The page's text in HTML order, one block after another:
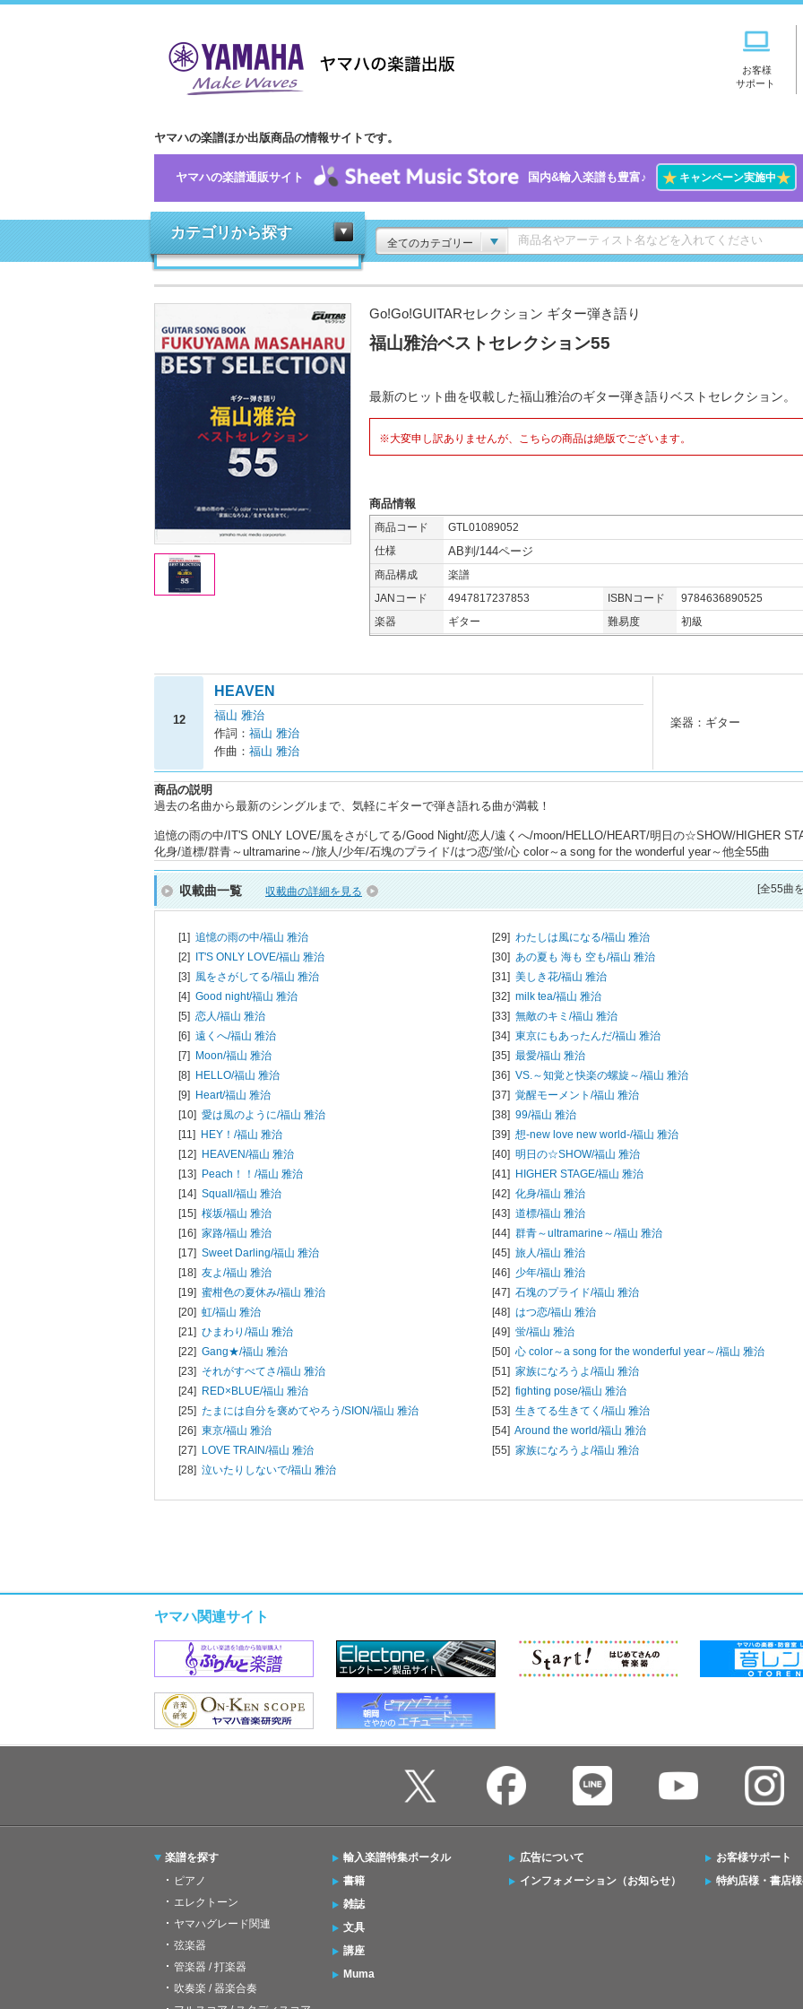
お客様
サポート
ヤマハの楽譜ほか出版商品の情報サイトです。
ヤマハの楽譜通販サイト 国内&輸入楽譜も豊富♪ ★キャンペーン実施中★
カテゴリから探す
全てのカテゴリー
Go!Go!GUITARセレクション ギター弾き語り
福山雅治ベストセレクション55
最新のヒット曲を収載した福山雅治のギター弾き語りベストセレクション。
※大変申し訳ありませんが、こちらの商品は絶版でございます。
商品情報
商品コード
GTL01089052
仕様
AB判/144ページ
商品構成
楽譜
JANコード
4947817237853 ISBNコード
9784636890525
楽器
ギター 難易度 初級
12
HEAVEN
福山 雅治
作詞： 福山 雅治
作曲： 福山 雅治
楽器：ギター
商品の説明
過去の名曲から最新のシングルまで、気軽にギターで弾き語れる曲が満載！
追憶の雨の中/IT'S ONLY LOVE/風をさがしてる/Good Night/恋人/遠くへ/moon/HELLO/HEART/明日の☆SHOW/HIGHER
化身/道標/群青～ultramarine～/旅人/少年/石塊のプライド/はつ恋/蛍/心 color～a song for the wonderful year～他全55曲
収載曲一覧 収載曲の詳細を見る [全55曲
[1] 追憶の雨の中/福山 雅治
[2] IT'S ONLY LOVE/福山 雅治
[3] 風をさがしてる/福山 雅治
[4] Good night/福山 雅治
[5] 恋人/福山 雅治
[6] 遠くへ/福山 雅治
[7] Moon/福山 雅治
[8] HELLO/福山 雅治
[9] Heart/福山 雅治
[10] 愛は風のように/福山 雅治
[11] HEY！/福山 雅治
[12] HEAVEN/福山 雅治
[13] Peach！！/福山 雅治
[14] Squall/福山 雅治
[15] 桜坂/福山 雅治
[16] 家路/福山 雅治
[17] Sweet Darling/福山 雅治
[18] 友よ/福山 雅治
[19] 蜜柑色の夏休み/福山 雅治
[20] 虹/福山 雅治
[21] ひまわり/福山 雅治
[22] Gang★/福山 雅治
[23] それがすべてさ/福山 雅治
[24] RED×BLUE/福山 雅治
[25] たまには自分を褒めてやろう/SION/福山 雅治
[26] 東京/福山 雅治
[27] LOVE TRAIN/福山 雅治
[28] 泣いたりしないで/福山 雅治
[29] わたしは風になる/福山 雅治
[30] あの夏も 海も 空も/福山 雅治
[31] 美しき花/福山 雅治
[32] milk tea/福山 雅治
[33] 無敵のキミ/福山 雅治
[34] 東京にもあったんだ/福山 雅治
[35] 最愛/福山 雅治
[36] VS.～知覚と快楽の螺旋～/福山 雅治
[37] 覚醒モーメント/福山 雅治
[38] 99/福山 雅治
[39] 想-new love new world-/福山 雅治
[40] 明日の☆SHOW/福山 雅治
[41] HIGHER STAGE/福山 雅治
[42] 化身/福山 雅治
[43] 道標/福山 雅治
[44] 群青～ultramarine～/福山 雅治
[45] 旅人/福山 雅治
[46] 少年/福山 雅治
[47] 石塊のプライド/福山 雅治
[48] はつ恋/福山 雅治
[49] 蛍/福山 雅治
[50] 心 color～a song for the wonderful year～/福山 雅治
[51] 家族になろうよ/福山 雅治
[52] fighting pose/福山 雅治
[53] 生きてる生きてく/福山 雅治
[54] Around the world/福山 雅治
[55] 家族になろうよ/福山 雅治
ヤマハ関連サイト
楽譜を探す
ピアノ
エレクトーン
ヤマハグレード関連
弦楽器
管楽器 / 打楽器
吹奏楽 / 器楽合奏
輸入楽譜特集ポータル
書籍
雑誌
文具
講座
Muma
広告について
インフォメーション（お知らせ）
お客様サポート
特約店様・書店